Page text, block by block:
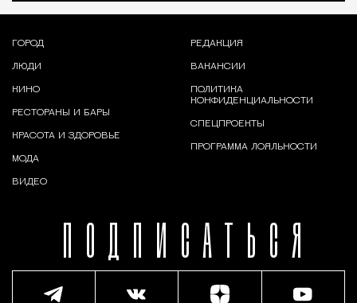
ПОДПИСАТЬСЯ
ГОРОД
ЛЮДИ
КИНО
РЕСТОРАНЫ И БАРЫ
КРАСОТА И ЗДОРОВЬЕ
МОДА
ВИДЕО
РЕДАКЦИЯ
ВАКАНСИИ
ПОЛИТИКА
КОНФИДЕНЦИАЛЬНОСТИ
СПЕЦПРОЕКТЫ
ПРОГРАММА ЛОЯЛЬНОСТИ